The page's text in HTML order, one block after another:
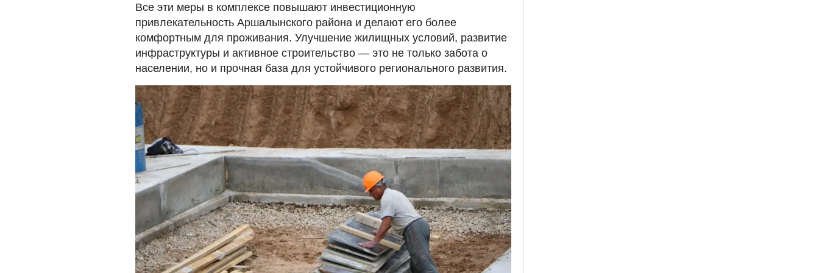
Все эти меры в комплексе повышают инвестиционную
привлекательность Аршалынского района и делают его более
комфортным для проживания. Улучшение жилищных условий, развитие
инфраструктуры и активное строительство — это не только забота о
населении, но и прочная база для устойчивого регионального развития.